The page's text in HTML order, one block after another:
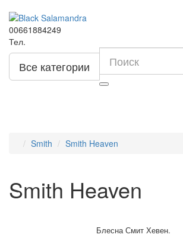
00661884249
Тел.
Все категории
Smith Smith Heaven
Smith Heaven
Блесна Смит Хевен.